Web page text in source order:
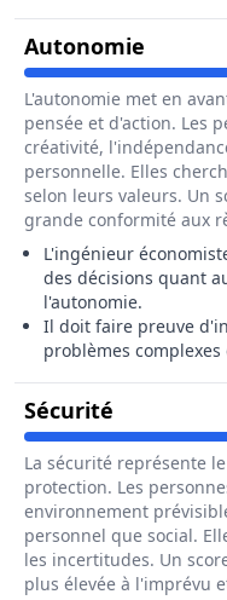
Autonomie Pour
L'autonomie met en
pensée et d'action. Les
créativité,
personnelle. Elles
selon leurs valeurs. Un
grande conformité aux
L'ingénieur
des décisions quant
l'autonomie.
Il doit faire preuve
problèmes
Sécurité Pour Le
La sécurité représente
protection. Les
environnement
personnel que social.
les incertitudes. Un
plus élevée à l'imprévu